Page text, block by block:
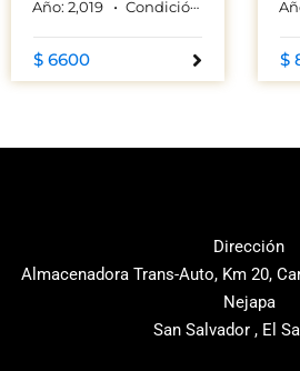
Año: 2,019 Condición:
$ 6600 $
Dirección
Almacenadora Trans-Auto, Km 20,
Nejapa
San Salvador , El